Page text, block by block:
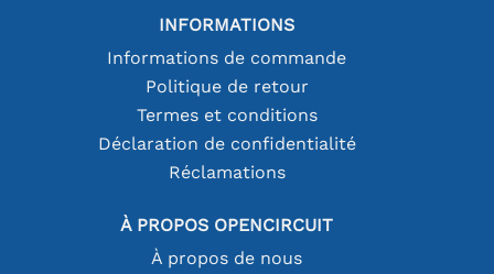
INFORMATIONS
Informations de commande
Politique de retour
Termes et conditions
Déclaration de confidentialité
Réclamations
À PROPOS OPENCIRCUIT
À propos de nous